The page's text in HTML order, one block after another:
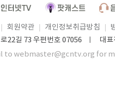
회원약관 개인정보취급방침
로22길 73 우편번호 07056 ㅣ 대
to webmaster@gcntv.org for